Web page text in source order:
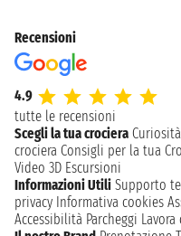
Recensioni
4.9
tutte le recensioni
Scegli la tua crociera
crociera Consigli per la tua
Video 3D Escursioni
Informazioni Utili Supporto
privacy Informativa cookies
Accessibilità Parcheggi